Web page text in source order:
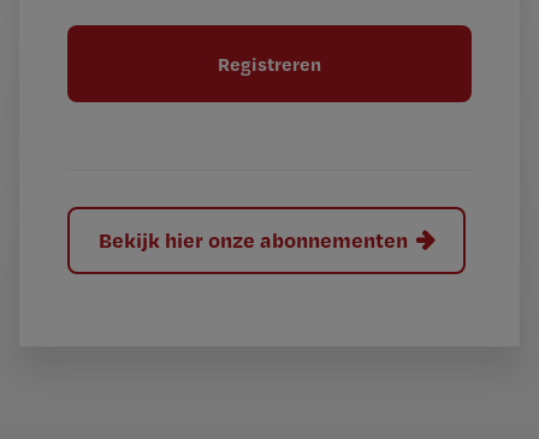
l
Bekijk hier onze abonnementen